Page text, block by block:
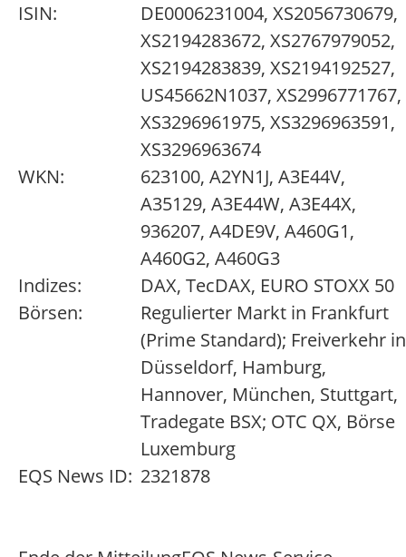
ISIN:
DE0006231004, XS2056730679,
XS2194283672, XS2767979052,
XS2194283839, XS2194192527,
US45662N1037, XS2996771767,
XS3296961975, XS3296963591,
XS3296963674
WKN:
623100, A2YN1J, A3E44V,
A35129, A3E44W, A3E44X,
936207, A4DE9V, A460G1,
A460G2, A460G3
Indizes:
DAX, TecDAX, EURO STOXX 50
Börsen:
Regulierter Markt in Frankfurt
(Prime Standard); Freiverkehr in
Düsseldorf, Hamburg,
Hannover, München, Stuttgart,
Tradegate BSX; OTC QX, Börse
Luxemburg
EQS News ID: 2321878